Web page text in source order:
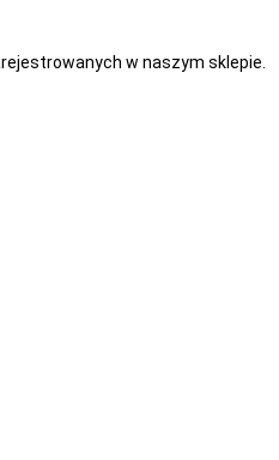
w naszym sklepie.